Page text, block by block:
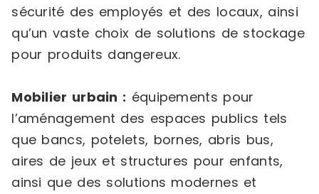
sécurité des employés et des locaux, ainsi
qu’un vaste choix de solutions de stockage
pour produits dangereux.
Mobilier urbain : équipements pour
l’aménagement des espaces publics tels
que bancs, potelets, bornes, abris bus,
aires de jeux et structures pour enfants,
ainsi que des solutions modernes et